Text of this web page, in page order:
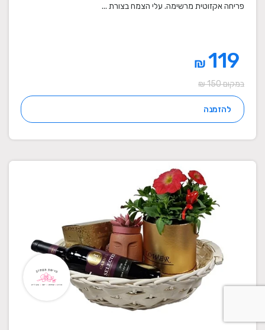
פריחה אקזוטית מרשימה. עלי הצמח בצורת ...
₪
במקום 150 ₪
להזמנה